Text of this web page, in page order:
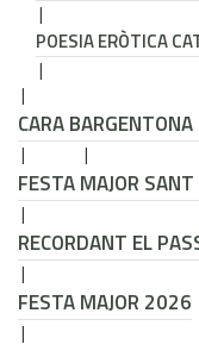
POESIA ERÒTICA
CARA B
FESTA MAJOR
RECORDANT EL
FESTA MAJOR 2026